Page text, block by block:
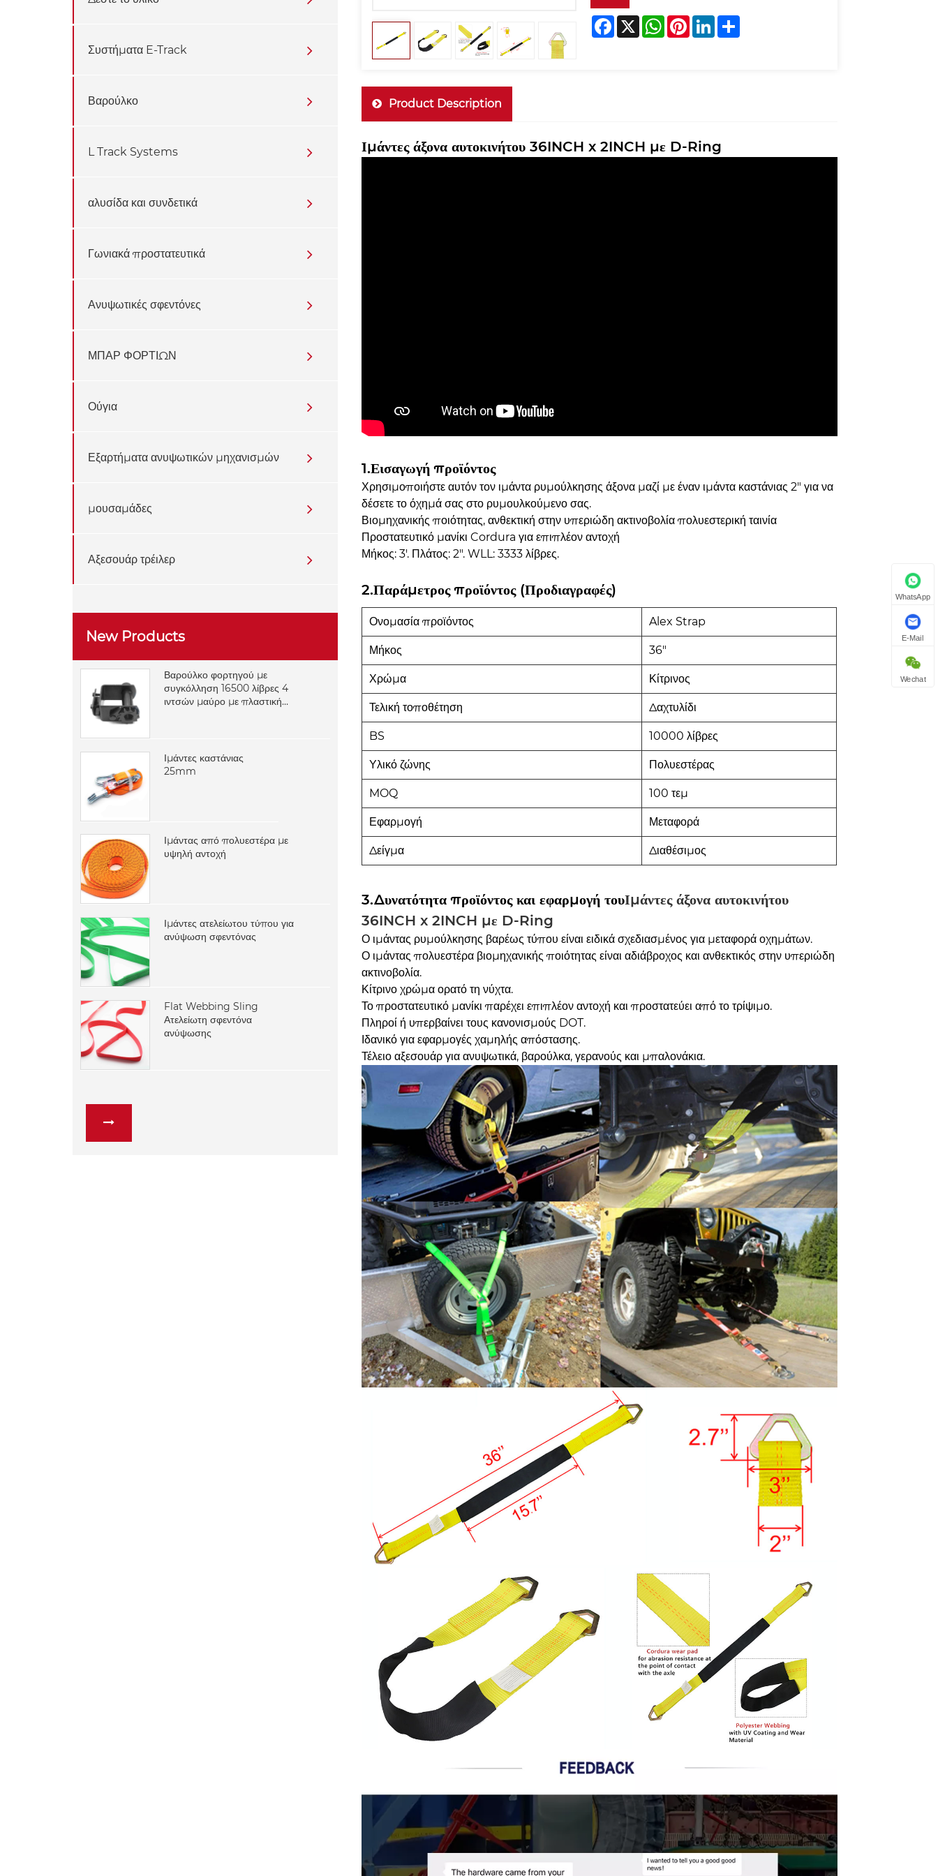
Συστήματα E-Track
Βαρούλκο
L Track Systems
αλυσίδα και συνδετικά
Γωνιακά προστατευτικά
Ανυψωτικές σφεντόνες
ΜΠΑΡ ΦΟΡΤΙΩΝ
Ούγια
Εξαρτήματα ανυψωτικών μηχανισμών
μουσαμάδες
Αξεσουάρ τρέιλερ
New Products
Βαρούλκο φορτηγού με
συγκόλληση 16500 λίβρες 4
ιντσών μαύρο με πλαστική
Ιμάντες καστάνιας
25mm
Ιμάντας από πολυεστέρα με
υψηλή αντοχή
Ιμάντες ατελείωτου τύπου για
ανύψωση σφεντόνας
Flat Webbing Sling
Ατελείωτη σφεντόνα
ανύψωσης
Facebook
X WhatsApp
Pinterest
LinkedIn
Share
Product Description
Ιμάντες άξονα αυτοκινήτου 36INCH x 2INCH με D-Ring
1.Εισαγωγή προϊόντος
Χρησιμοποιήστε αυτόν τον ιμάντα ρυμούλκησης άξονα μαζί με έναν ιμάντα καστάνιας 2" για να
δέσετε το όχημά σας στο ρυμουλκούμενο σας.
Βιομηχανικής ποιότητας, ανθεκτική στην υπεριώδη ακτινοβολία πολυεστερική ταινία
Προστατευτικό μανίκι Cordura για επιπλέον αντοχή
Μήκος: 3'. Πλάτος: 2". WLL: 3333 λίβρες.
2.Παράμετρος προϊόντος (Προδιαγραφές)
Ονομασία προϊόντος Alex Strap
Μήκος 36"
Χρώμα Κίτρινος
Τελική τοποθέτηση Δαχτυλίδι
BS 10000 λίβρες
Υλικό ζώνης Πολυεστέρας
MOQ 100 τεμ
Εφαρμογή Μεταφορά
Δείγμα Διαθέσιμος
3.Δυνατότητα προϊόντος και εφαρμογή τουΙμάντες άξονα αυτοκινήτου
36INCH x 2INCH με D-Ring
Ο ιμάντας ρυμούλκησης βαρέως τύπου είναι ειδικά σχεδιασμένος για μεταφορά οχημάτων.
Ο ιμάντας πολυεστέρα βιομηχανικής ποιότητας είναι αδιάβροχος και ανθεκτικός στην υπεριώδη
ακτινοβολία.
Κίτρινο χρώμα ορατό τη νύχτα.
Το προστατευτικό μανίκι παρέχει επιπλέον αντοχή και προστατεύει από το τρίψιμο.
Πληροί ή υπερβαίνει τους κανονισμούς DOT.
Ιδανικό για εφαρμογές χαμηλής απόστασης.
Τέλειο αξεσουάρ για ανυψωτικά, βαρούλκα, γερανούς και μπαλονάκια.
WhatsApp
E-Mail
Wechat